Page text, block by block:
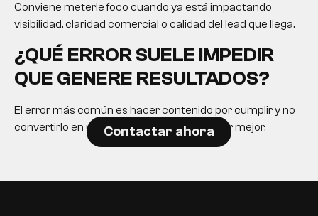
Conviene meterle foco cuando ya está impactando
visibilidad, claridad comercial o calidad del lead que llega.
¿QUÉ ERROR SUELE IMPEDIR
QUE GENERE RESULTADOS?
El error más común es hacer contenido por cumplir y no
convertirlo en una herramienta para decidir mejor.
Contactar ahora